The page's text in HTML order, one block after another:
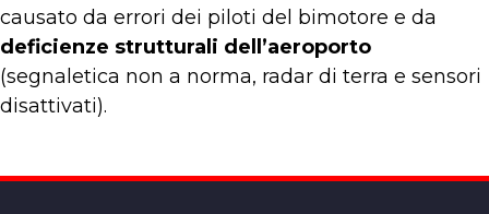
causato da errori dei piloti del bimotore e da
deficienze strutturali dell’aeroporto
(segnaletica non a norma, radar di terra e sensori
disattivati).